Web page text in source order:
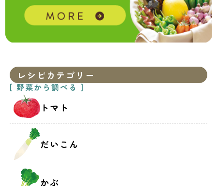
レシピカテゴリー
[ 野菜から調べる ]
トマト
だいこん
かぶ